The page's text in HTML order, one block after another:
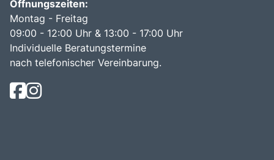
Öffnungszeiten:
Montag - Freitag
09:00 - 12:00 Uhr & 13:00 - 17:00 Uhr
Individuelle Beratungstermine
nach telefonischer Vereinbarung.